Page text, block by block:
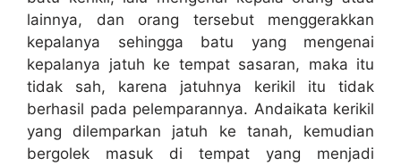
lainnya, dan orang tersebut menggerakkan
kepalanya sehingga batu yang mengenai
kepalanya jatuh ke tempat sasaran, maka itu
tidak sah, karena jatuhnya kerikil itu tidak
berhasil pada pelemparannya. Andaikata kerikil
yang dilemparkan jatuh ke tanah, kemudian
bergolek masuk di tempat yang menjadi